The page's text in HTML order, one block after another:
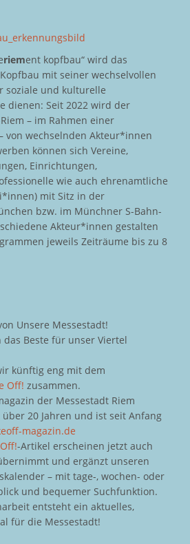
riement kopfbau“ wird das
mit seiner wechselvollen
soziale und kulturelle
dienen: Seit 2022 wird der
– im Rahmen einer
von wechselnden Akteur*innen
können sich Vereine,
Einrichtungen,
wie auch ehrenamtliche
mit Sitz in der
bzw. im Münchner S-Bahn-
Akteur*innen gestalten
jeweils Zeiträume bis zu 8
Unsere Messestadt!
Beste für unser Viertel
künftig eng mit dem
Off! zusammen.
der Messestadt Riem
20 Jahren und ist seit Anfang
magazin.de
-Artikel erscheinen jetzt auch
und ergänzt unseren
– mit tage-, wochen- oder
und bequemer Suchfunktion.
entsteht ein aktuelles,
für die Messestadt!